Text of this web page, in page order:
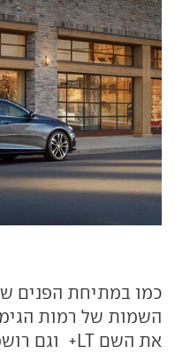
כמו במתיחת הפנים